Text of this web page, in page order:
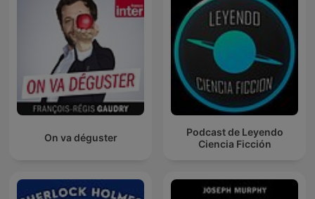
On va déguster
Podcast de Leyendo
Ciencia Ficción